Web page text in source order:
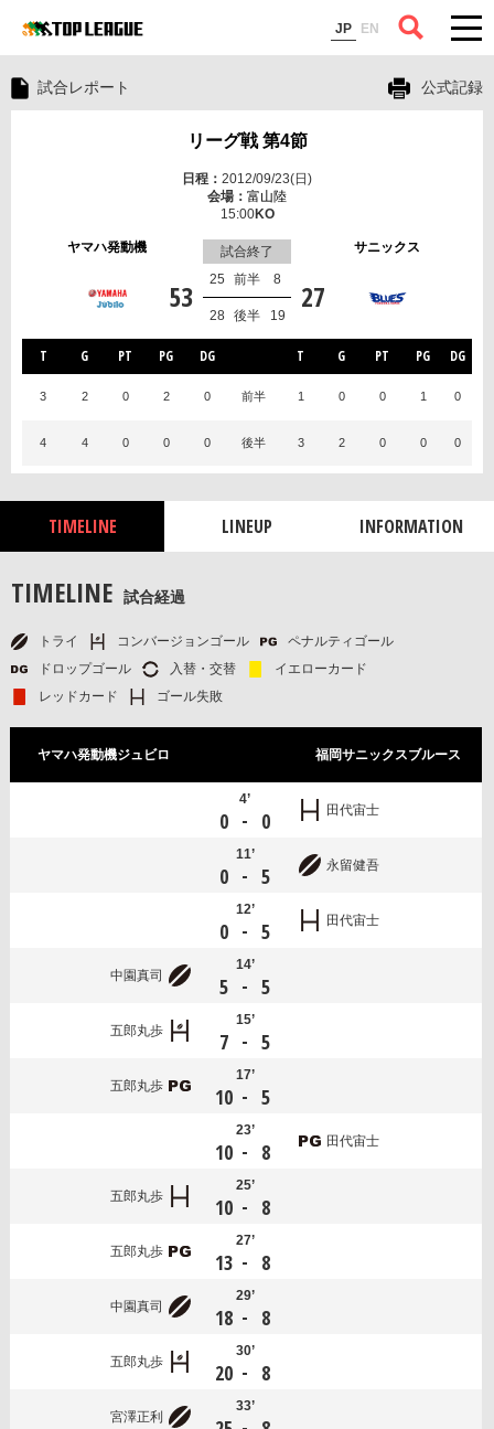
JP EN
コラム
試合レポート 公式記録
リーグ戦 第4節
2012/09/23(日)
富山陸
15:00
ヤマハ発動機 サニックス
試合終了
53 27
前半
25 8
後半
28 19
T G PT PG DG T G PT PG DG
3 2 0 2 0 前半 1 0 0 1 0
4 4 0 0 0 後半 3 2 0 0 0
TIMELINE LINEUP INFORMATION
TIMELINE 試合経過
トライ コンバージョンゴール
ペナルティゴール
ドロップゴール
入替・交替
イエローカード
レッドカード
ゴール失敗
ヤマハ発動機ジュビロ 福岡サニックスブルース
4’
0 - 0 田代宙士
11’
0 - 5 永留健吾
12’
0 - 5 田代宙士
中園真司
14’
5 - 5
五郎丸歩
15’
7 - 5
五郎丸歩
17’
10 - 5
23’
10 - 8 田代宙士
五郎丸歩
25’
10 - 8
五郎丸歩
27’
13 - 8
中園真司
29’
18 - 8
五郎丸歩
30’
20 - 8
宮澤正利
33’